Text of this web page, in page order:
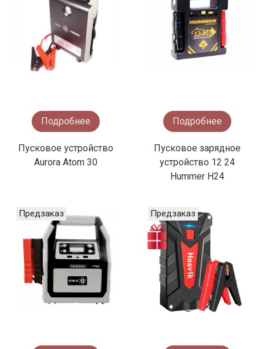
Подробнее
Пусковое устройство
Aurora Atom 30
Подробнее
Пусковое зарядное
устройство 12 24
Hummer H24
Предзаказ Предзаказ